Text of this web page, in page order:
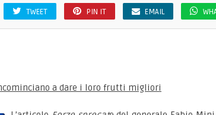
TWEET PIN IT EMAIL
a dare i loro frutti migliori